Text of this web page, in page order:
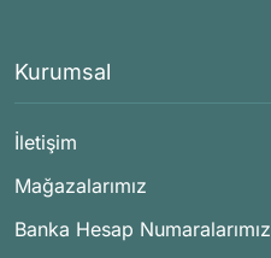
Kurumsal
İletişim
Mağazalarımız
Banka Hesap Numaralarımız